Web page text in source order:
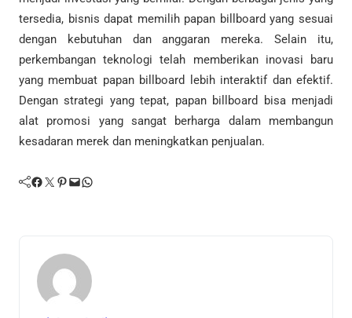
tersedia, bisnis dapat memilih papan billboard yang sesuai
dengan kebutuhan dan anggaran mereka. Selain itu,
perkembangan teknologi telah memberikan inovasi baru
yang membuat papan billboard lebih interaktif dan efektif.
Dengan strategi yang tepat, papan billboard bisa menjadi
alat promosi yang sangat berharga dalam membangun
kesadaran merek dan meningkatkan penjualan.
Facebook Twitter Pinterest Mail WhatsApp